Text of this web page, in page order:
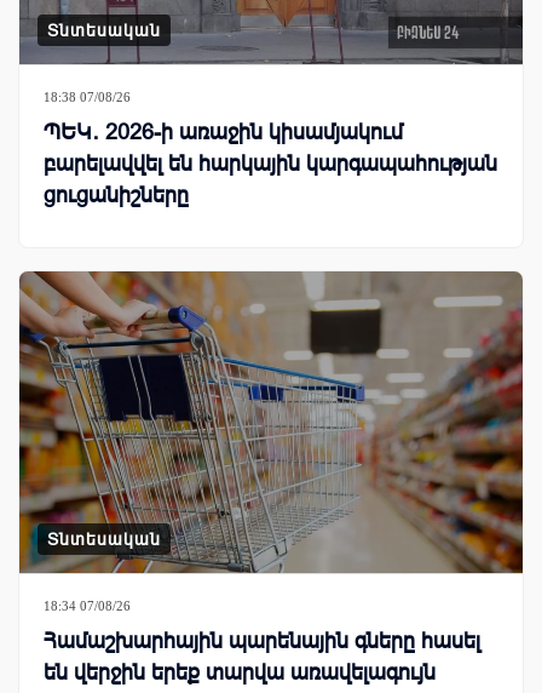
Տնտեսական
18:38 07/08/26
ՊԵԿ․ 2026-ի առաջին կիսամյակում
բարելավվել են հարկային կարգապահության
ցուցանիշները
Տնտեսական
18:34 07/08/26
Համաշխարհային պարենային գները հասել
են վերջին երեք տարվա առավելագույն